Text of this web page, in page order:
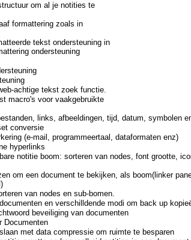
om al je notities te
formattering zoals in
tekst ondersteuning in
ondersteuning
achtige tekst zoek functie.
macro's voor vaakgebruikte
links, afbeeldingen, tijd, datum, symbolen
conversie
(e-mail, programmeertaal, dataformaten enz)
hyperlinks
notitie boom: sorteren van nodes, font grootte,
om een document te bekijken, als boom(linker
van nodes en sub-bomen.
en verschilldende modi om back up
beveiliging van documenten
Documenten
met data compressie om ruimte te besparen